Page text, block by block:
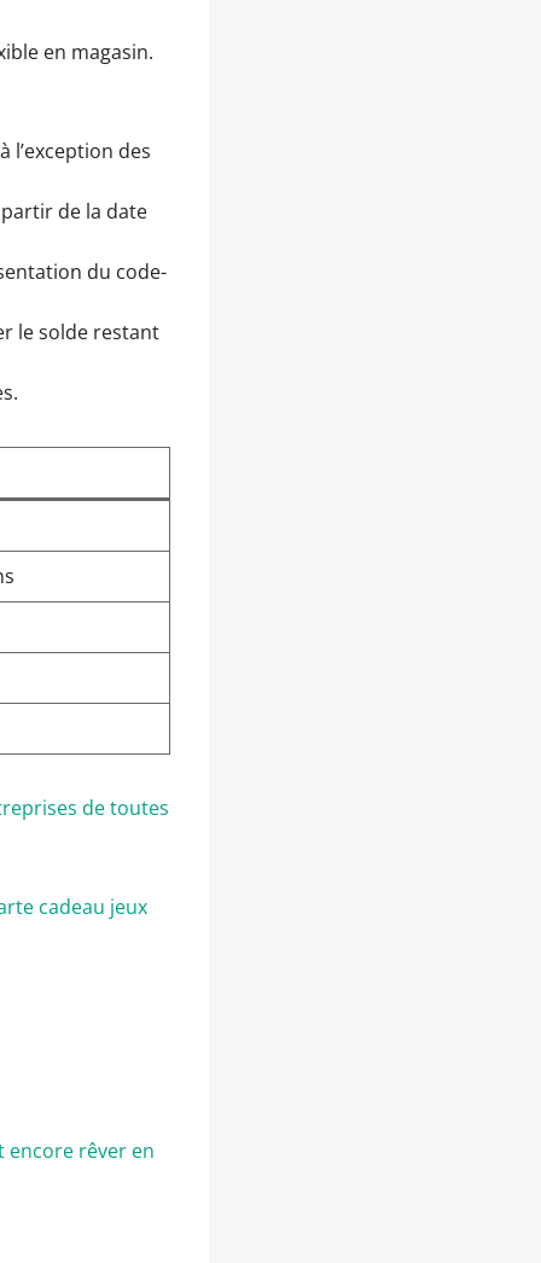
en magasin.
l’exception des
de la date
du code-
le solde restant
de toutes
cadeau jeux
encore rêver en